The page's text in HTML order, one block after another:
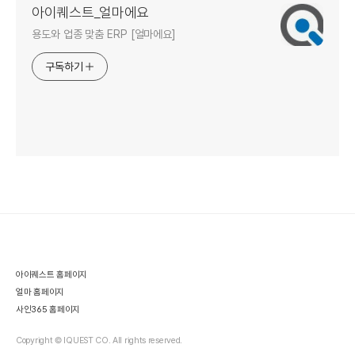
아이퀘스트_얼마에요
용도와 업종 맞춤 ERP [얼마에요]
구독하기
아이퀘스트 홈페이지
얼마 홈페이지
사인365 홈페이지
Copyright © IQUEST CO. All rights reserved.